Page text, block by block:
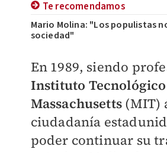
Te recomendamos
Mario Molina: "Los populistas
sociedad"
En 1989, siendo
Instituto
Massachusetts (MIT)
ciudadanía
poder continuar su